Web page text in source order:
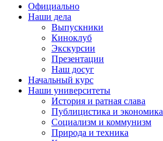
Официально
Наши дела
Выпускники
Киноклуб
Экскурсии
Презентации
Наш досуг
Начальный курс
Наши университеты
История и ратная слава
Публицистика и экономика
Социализм и коммунизм
Природа и техника